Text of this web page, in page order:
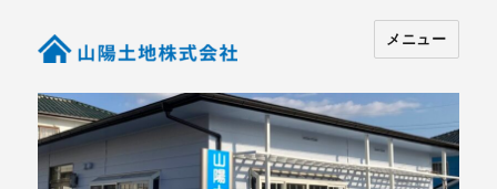
メニュー